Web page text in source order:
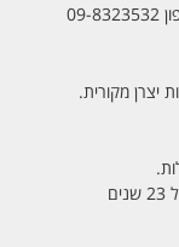
יצרן מקורית.